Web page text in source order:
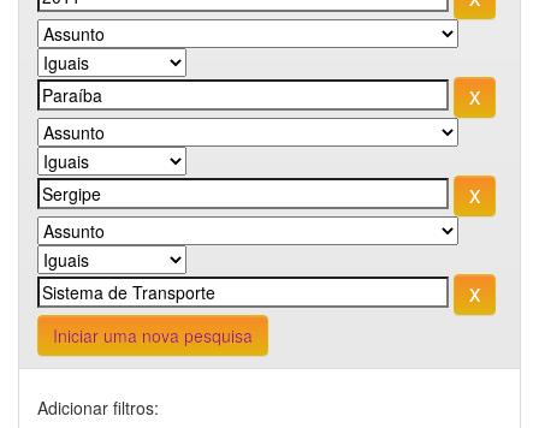
Iniciar uma nova pesquisa
Adicionar filtros: